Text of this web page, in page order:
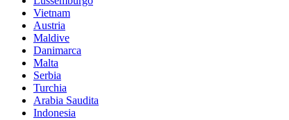
Vietnam
Austria
Maldive
Danimarca
Malta
Serbia
Turchia
Arabia Saudita
Indonesia